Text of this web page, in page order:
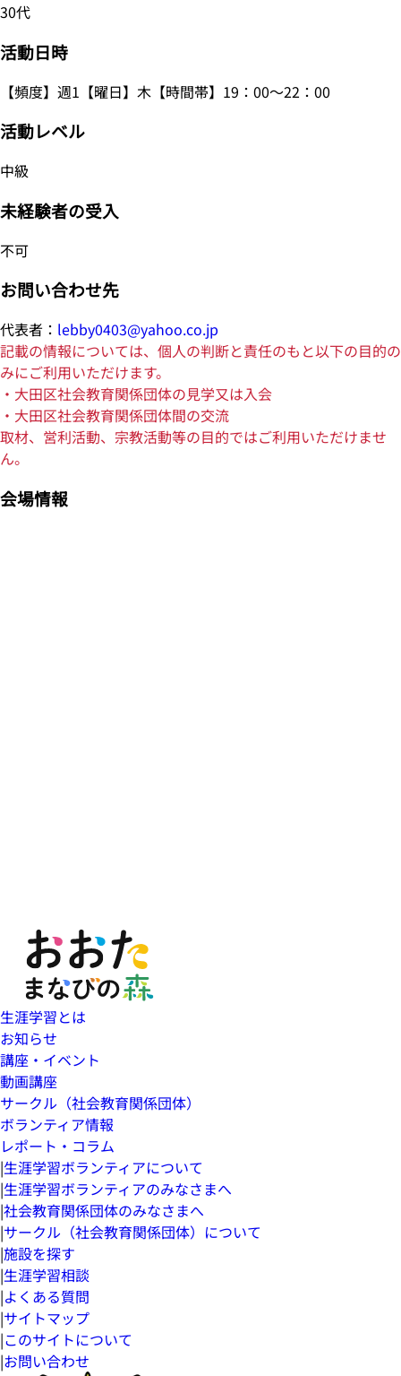
30代
活動日時
【頻度】週1【曜日】木【時間帯】19：00～22：00
活動レベル
中級
未経験者の受入
不可
お問い合わせ先
代表者： lebby0403@yahoo.co.jp
記載の情報については、個人の判断と責任のもと以下の目的の
みにご利用いただけます。
・大田区社会教育関係団体の見学又は入会
・大田区社会教育関係団体間の交流
取材、営利活動、宗教活動等の目的ではご利用いただけませ
ん。
会場情報
生涯学習とは
お知らせ
講座・イベント
動画講座
サークル（社会教育関係団体）
ボランティア情報
レポート・コラム
|生涯学習ボランティアについて
|生涯学習ボランティアのみなさまへ
|社会教育関係団体のみなさまへ
|サークル（社会教育関係団体）について
|施設を探す
|生涯学習相談
|よくある質問
|サイトマップ
|このサイトについて
|お問い合わせ